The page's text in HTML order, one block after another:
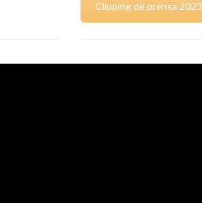
Clipping de prensa 2023